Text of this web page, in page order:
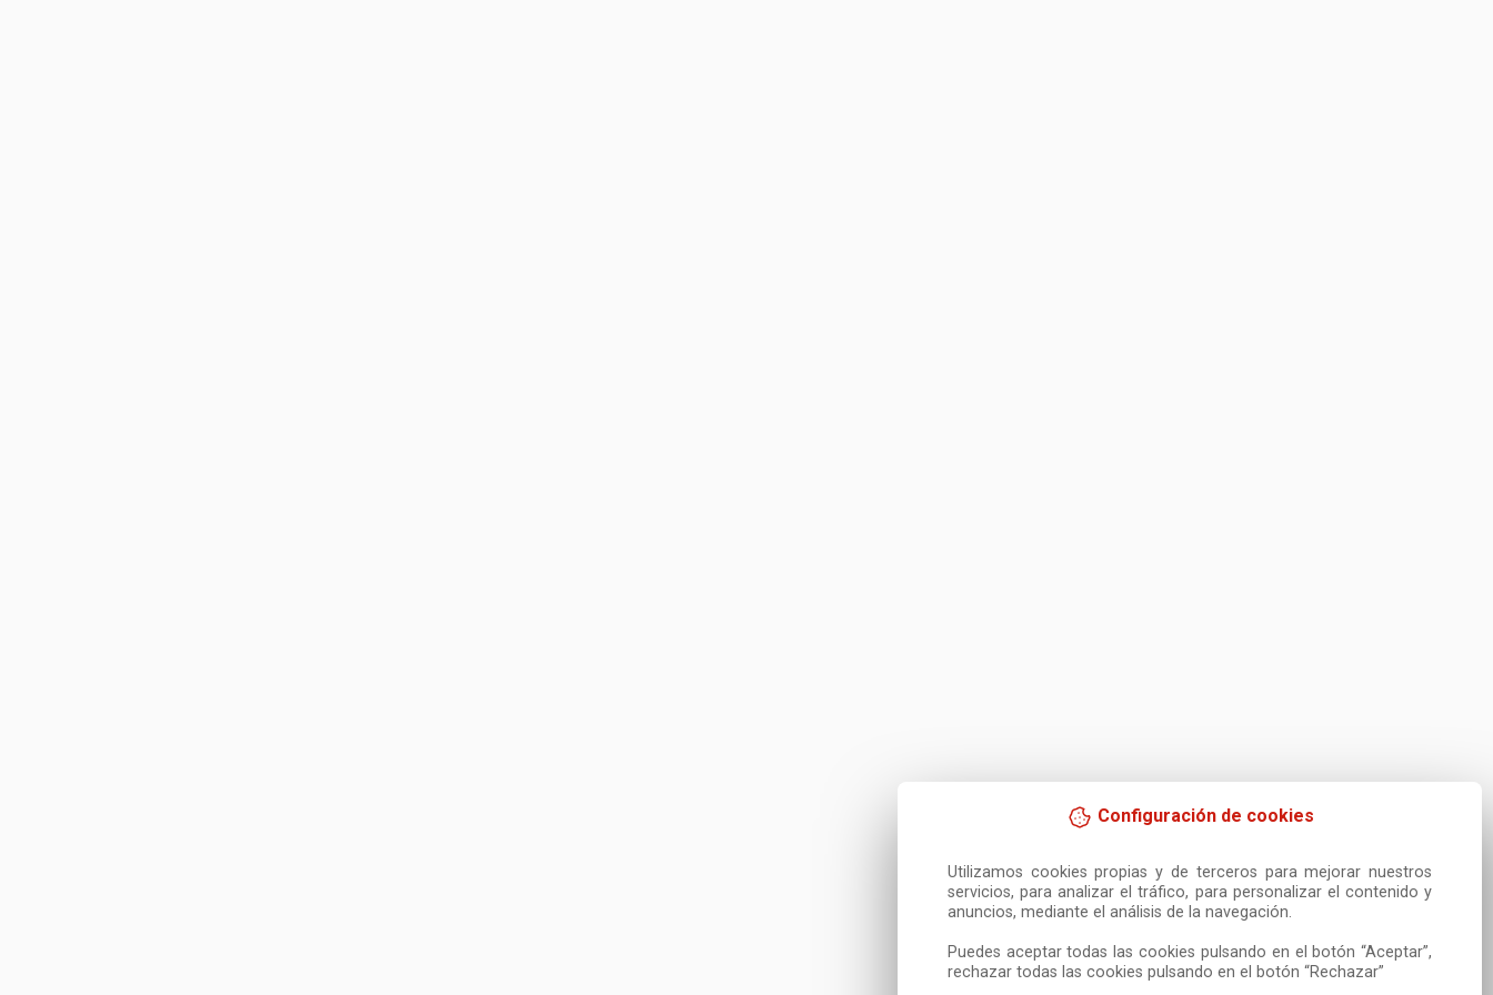
Configuración de cookies
Utilizamos cookies propias y de terceros para mejorar nuestros
servicios, para analizar el tráfico, para personalizar el contenido y
anuncios, mediante el análisis de la navegación.
Puedes aceptar todas las cookies pulsando en el botón “Aceptar”,
rechazar todas las cookies pulsando en el botón “Rechazar”